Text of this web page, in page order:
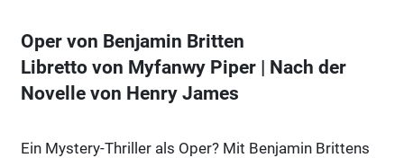
Oper von Benjamin Britten
Libretto von Myfanwy Piper | Nach der
Novelle von Henry James
Ein Mystery-Thriller als Oper? Mit Benjamin Brittens